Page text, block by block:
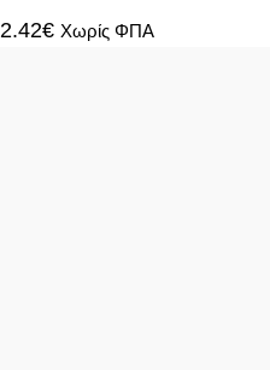
2.42€ Χωρίς ΦΠΑ